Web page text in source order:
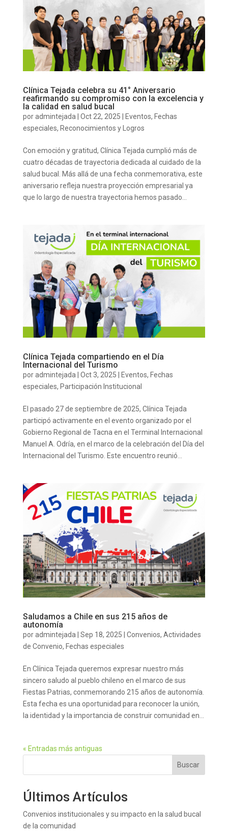
Clínica Tejada celebra su 41° Aniversario
reafirmando su compromiso con la excelencia y
la calidad en salud bucal
poradmintejada Oct 22, 2025 Eventos, Fechas
especiales, Reconocimientos y Logros
Con emoción y gratitud, Clínica Tejada cumplió más de
cuatro décadas de trayectoria dedicada al cuidado de la
salud bucal. Más allá de una fecha conmemorativa, este
aniversario refleja nuestra proyección empresarial ya
que lo largo de nuestra trayectoria hemos pasado...
Clínica Tejada compartiendo en el Día
Internacional del Turismo
poradmintejada| Oct 3, 2025 Eventos, Fechas
especiales, Participación Institucional
El pasado 27 de septiembre de 2025, Clínica Tejada
participó activamente en el evento organizado por el
Gobierno Regional de Tacna en el Terminal Internacional
Manuel A. Odría, en el marco de la celebración del Día del
Internacional del Turismo. Este encuentro reunió...
Saludamos a Chile en sus 215 años de
autonomía
poradmintejada Sep 18, 2025 Convenios, Actividades
de Convenio, Fechas especiales
En Clínica Tejada queremos expresar nuestro más
sincero saludo al pueblo chileno en el marco de sus
Fiestas Patrias, conmemorando 215 años de autonomía.
Esta fecha es una oportunidad para reconocer la unión,
la identidad y la importancia de construir comunidad en...
« Entradas más antiguas
Buscar
Últimos Artículos
Convenios institucionales y su impacto en la salud bucal
de la comunidad